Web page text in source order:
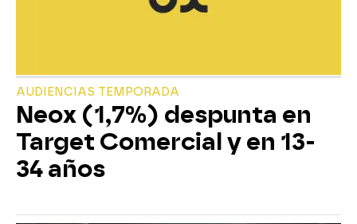
AUDIENCIAS TEMPORADA
Neox (1,7%) despunta en
Target Comercial y en 13-
34 años